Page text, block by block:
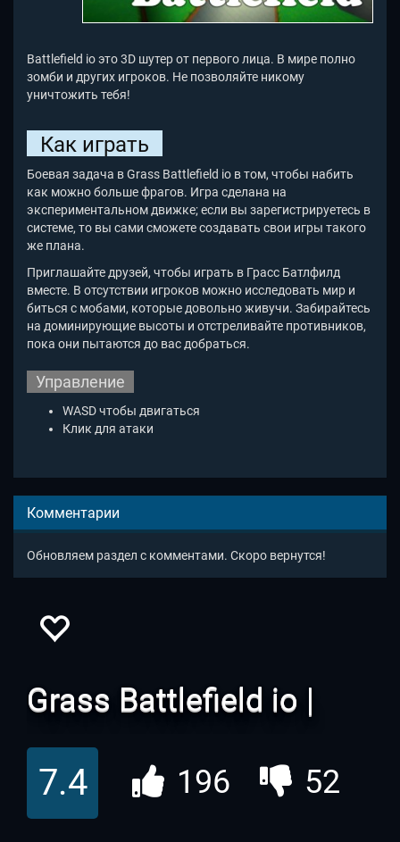
Battlefield io это 3D шутер от первого лица. В мире полно
зомби и других игроков. Не позволяйте никому
уничтожить тебя!
Как играть
Боевая задача в Grass Battlefield io в том, чтобы набить
как можно больше фрагов. Игра сделана на
экспериментальном движке; если вы зарегистрируетесь в
системе, то вы сами сможете создавать свои игры такого
же плана.
Приглашайте друзей, чтобы играть в Грасс Батлфилд
вместе. В отсутствии игроков можно исследовать мир и
биться с мобами, которые довольно живучи. Забирайтесь
на доминирующие высоты и отстреливайте противников,
пока они пытаются до вас добраться.
Управление
WASD чтобы двигаться
Клик для атаки
Комментарии
Обновляем раздел с комментами. Скоро вернутся!
Grass Battlefield io |
Грасс Батлфилд
7.4 196 52